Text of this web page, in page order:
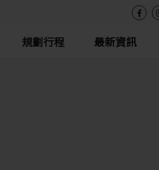
規劃行程 最新資訊